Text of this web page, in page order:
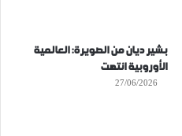
بشير ديان من الصويرة: العالمية
الأوروبية انتهت
27/06/2026